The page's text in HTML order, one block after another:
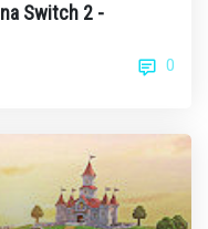
Switch 2 -
0